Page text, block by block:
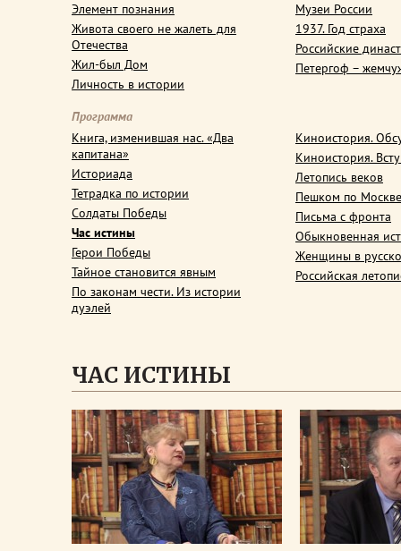
Элемент познания
Живота своего не жалеть для
Отечества
Жил-был Дом
Личность в истории
Музеи России
1937. Год страха
Российские
Петергоф –
Программа
Книга, изменившая нас. «Два
капитана»
Историада
Тетрадка по истории
Солдаты Победы
Час истины
Герои Победы
Тайное становится явным
По законам чести. Из истории
дуэлей
Киноистория.
Киноистория.
Летопись веков
Пешком по Москве
Письма с фронта
Обыкновенная
Женщины в
Российская
ЧАС ИСТИНЫ